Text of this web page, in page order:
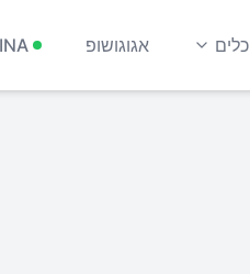
כלים אגוגושופ